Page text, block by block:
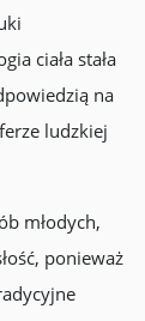
ciała stała
na
ludzkiej
młodych,
ponieważ